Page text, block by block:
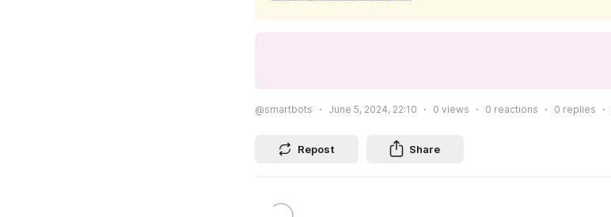
@smartbots June 5, 2024, 22:10 0 views 0 reactions 0 replies
Repost Share